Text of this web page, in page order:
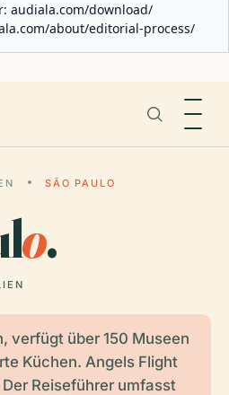
audiala.com/download/
about/editorial-process/
SÃO PAULO
o.
verfügt über 150 Museen
Küchen. Angels Flight
Reiseführer umfasst